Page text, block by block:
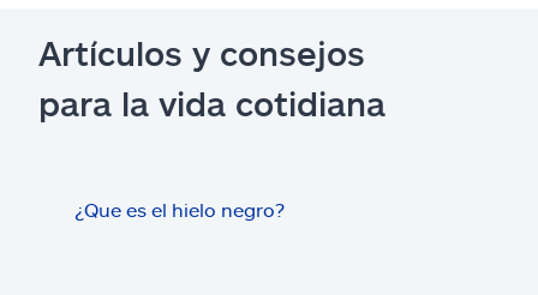
Artículos y consejos
para la vida cotidiana
¿Que es el hielo negro?